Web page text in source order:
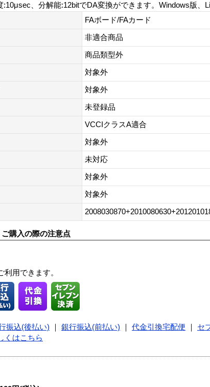
:10μsec、分解能:12bitでDA変換ができます。Windows版、
FAボード/FAカード
非適合商品
商品類型外
対象外
対象外
未登録品
VCCIクラスA適合
対象外
未対応
対象外
対象外
購入の際の注意点
用できます。
振込(後払い) 銀行振込(前払い) 代金引換宅配便
セ
くはこちら